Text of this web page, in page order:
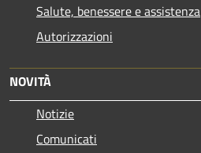
Salute, benessere e assistenza
Autorizzazioni
NOVITÀ
Notizie
Comunicati